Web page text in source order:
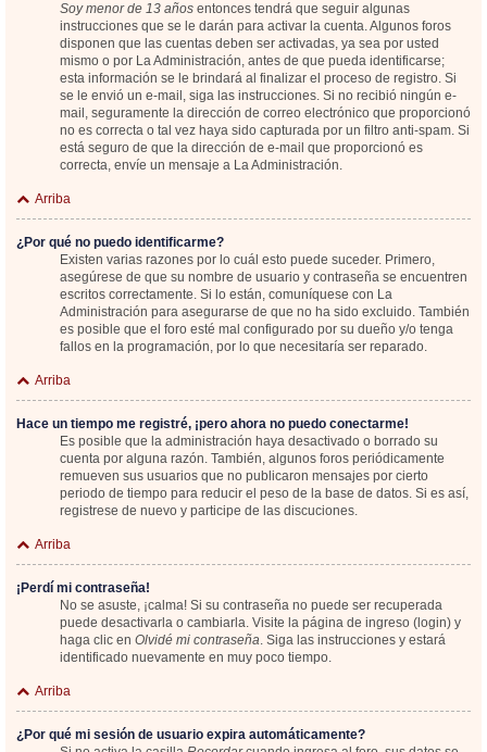
Soy menor de 13 años entonces tendrá que seguir algunas
instrucciones que se le darán para activar la cuenta. Algunos foros
disponen que las cuentas deben ser activadas, ya sea por usted
mismo o por La Administración, antes de que pueda identificarse;
esta información se le brindará al finalizar el proceso de registro. Si
se le envió un e-mail, siga las instrucciones. Si no recibió ningún e-
mail, seguramente la dirección de correo electrónico que proporcionó
no es correcta o tal vez haya sido capturada por un filtro anti-spam. Si
está seguro de que la dirección de e-mail que proporcionó es
correcta, envíe un mensaje a La Administración.
Arriba
¿Por qué no puedo identificarme?
Existen varias razones por lo cuál esto puede suceder. Primero,
asegúrese de que su nombre de usuario y contraseña se encuentren
escritos correctamente. Si lo están, comuníquese con La
Administración para asegurarse de que no ha sido excluido. También
es posible que el foro esté mal configurado por su dueño y/o tenga
fallos en la programación, por lo que necesitaría ser reparado.
Arriba
Hace un tiempo me registré, ¡pero ahora no puedo conectarme!
Es posible que la administración haya desactivado o borrado su
cuenta por alguna razón. También, algunos foros periódicamente
remueven sus usuarios que no publicaron mensajes por cierto
periodo de tiempo para reducir el peso de la base de datos. Si es así,
registrese de nuevo y participe de las discuciones.
Arriba
¡Perdí mi contraseña!
No se asuste, ¡calma! Si su contraseña no puede ser recuperada
puede desactivarla o cambiarla. Visite la página de ingreso (login) y
haga clic en Olvidé mi contraseña. Siga las instrucciones y estará
identificado nuevamente en muy poco tiempo.
Arriba
¿Por qué mi sesión de usuario expira automáticamente?